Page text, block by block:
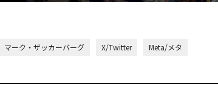
マーク・ザッカーバーグ X/Twitter Meta/メタ